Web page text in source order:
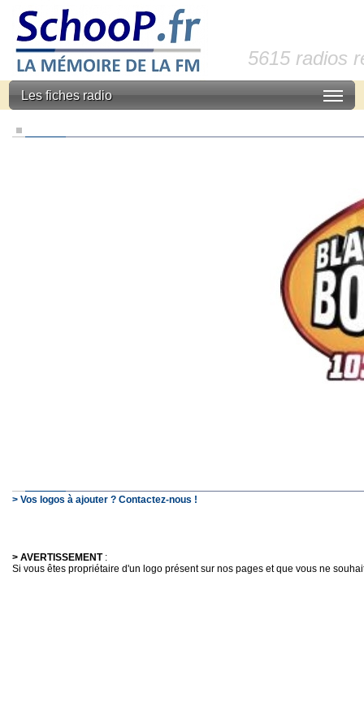
5615 radios
Les fiches radio
> Vos logos à ajouter ? Contactez-nous !
> AVERTISSEMENT:
Si vous êtes propriétaire d'un logo présent sur nos pages et que vous ne